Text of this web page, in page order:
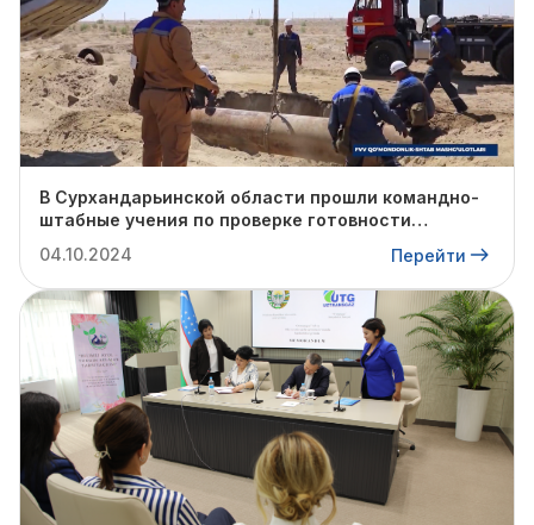
В Сурхандарьинской области прошли командно-
штабные учения по проверке готовности
отопительному сезону.
04.10.2024 Перейти